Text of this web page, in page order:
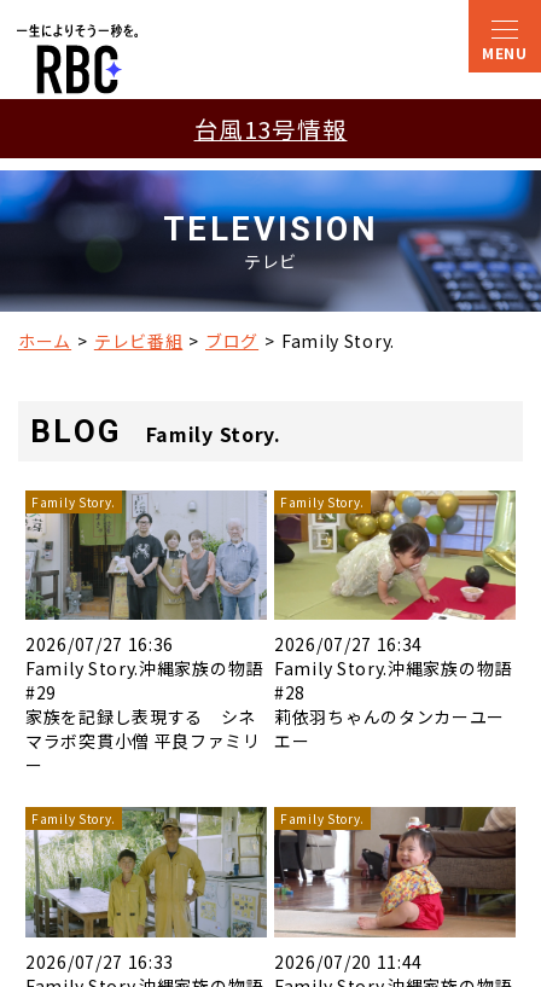
台風13号情報
TELEVISION
テレビ
ホーム テレビ番組 ブログ Family Story.
BLOG Family Story.
Family Story.
2026/07/27 16:36
Family Story.沖縄家族の物語
#29
家族を記録し表現する シネ
マラボ突貫小僧 平良ファミリ
ー
Family Story.
2026/07/27 16:34
Family Story.沖縄家族の物語
#28
莉依羽ちゃんのタンカーユー
エー
Family Story.
2026/07/27 16:33
Family Story.
2026/07/20 11:44